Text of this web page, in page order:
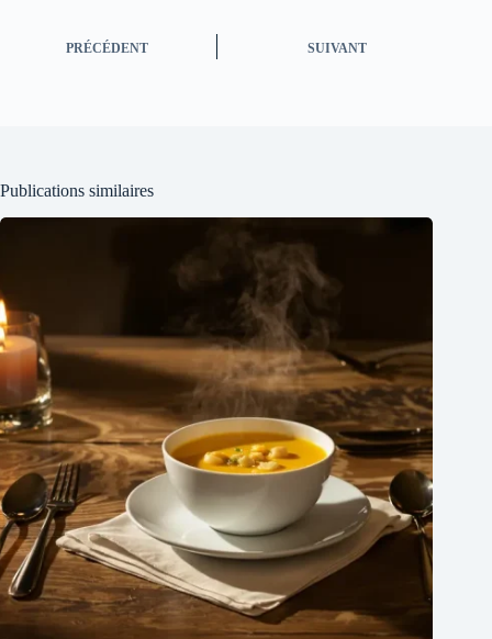
PRÉCÉDENT SUIVANT
Publications similaires